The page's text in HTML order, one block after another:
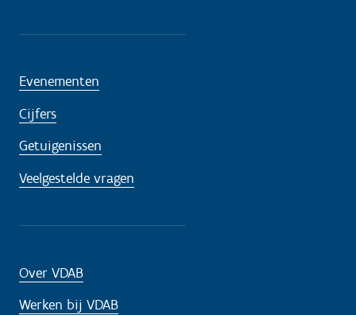
Evenementen
Cijfers
Getuigenissen
Veelgestelde vragen
Over VDAB
Werken bij VDAB